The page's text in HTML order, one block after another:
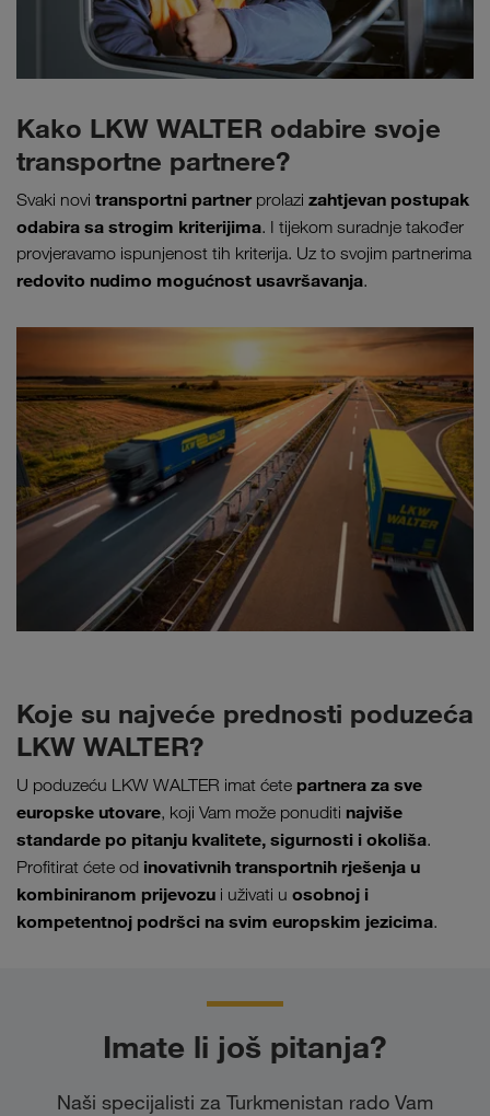
Kako LKW WALTER odabire svoje
transportne partnere?
Svaki novi transportni partnerprolazi zahtjevan postupak
odabira sa strogim kriterijima. I tijekom suradnje također
provjeravamo ispunjenost tih kriterija. Uz to svojim partnerima
redovito nudimo mogućnost usavršavanja.
Koje su najveće prednosti poduzeća
LKW WALTER?
U poduzeću LKW WALTER imat ćete partnera za sve
europske utovare, koji Vam može ponuditi najviše
standarde po pitanju kvalitete, sigurnosti i okoliša.
Profitirat ćete od inovativnih transportnih rješenja u
kombiniranom prijevozu i uživati u osobnoj i
kompetentnoj podršci na svim europskim jezicima.
Imate li još pitanja?
Naši specijalisti za Turkmenistan rado Vam